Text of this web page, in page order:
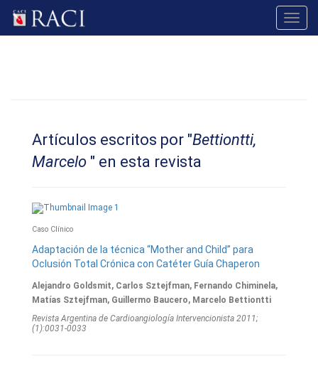
Artículos escritos por "Bettiontti,
Marcelo " en esta revista
Caso Clínico
Adaptación de la técnica “Mother and Child” para
Oclusión Total Crónica con Catéter Guía Chaperon
Alejandro Goldsmit, Carlos Sztejfman, Fernando Chiminela,
Matías Sztejfman, Guillermo Baucero, Marcelo Bettiontti
Revista Argentina de Cardioangiologí­a Intervencionista 2011;
(1):0031-0033